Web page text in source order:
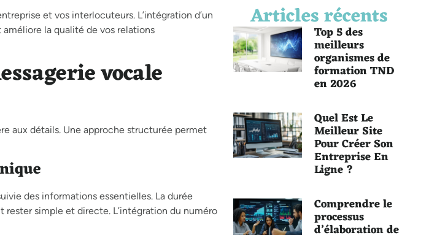
et vos interlocuteurs. L’intégration d’un
la qualité de vos relations
vocale
aux détails. Une approche structurée permet
des informations essentielles. La durée
simple et directe. L’intégration du numéro
Articles récents
Top 5 des
meilleurs
organismes de
formation TND
en 2026
Quel Est Le
Meilleur Site
Pour Créer Son
Entreprise En
Ligne ?
Comprendre le
processus
d’élaboration de